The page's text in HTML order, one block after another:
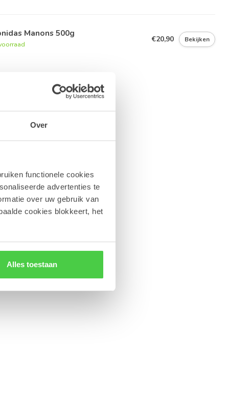
Over
functionele cookies
advertenties te
over uw gebruik van
cookies blokkeert, het
Alles toestaan
Manons 500g
€20,90 Bekijken